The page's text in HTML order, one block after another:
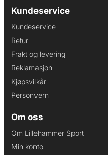
Kundeservice
Kundeservice
Retur
Frakt og levering
Reklamasjon
Kjøpsvilkår
Personvern
Om oss
Om Lillehammer Sport
Min konto